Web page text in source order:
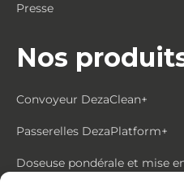
Presse
Nos
Convoyeur DezaClean+
Passerelles DezaPlatform+
Doseuse pondérale et mise